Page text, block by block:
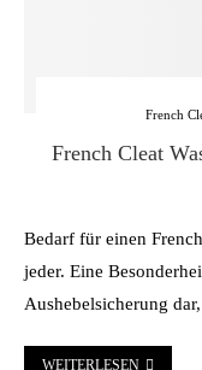
French
French Cleat
Bedarf für einen
jeder. Eine
Aushebelsicherung
WEITERLESEN